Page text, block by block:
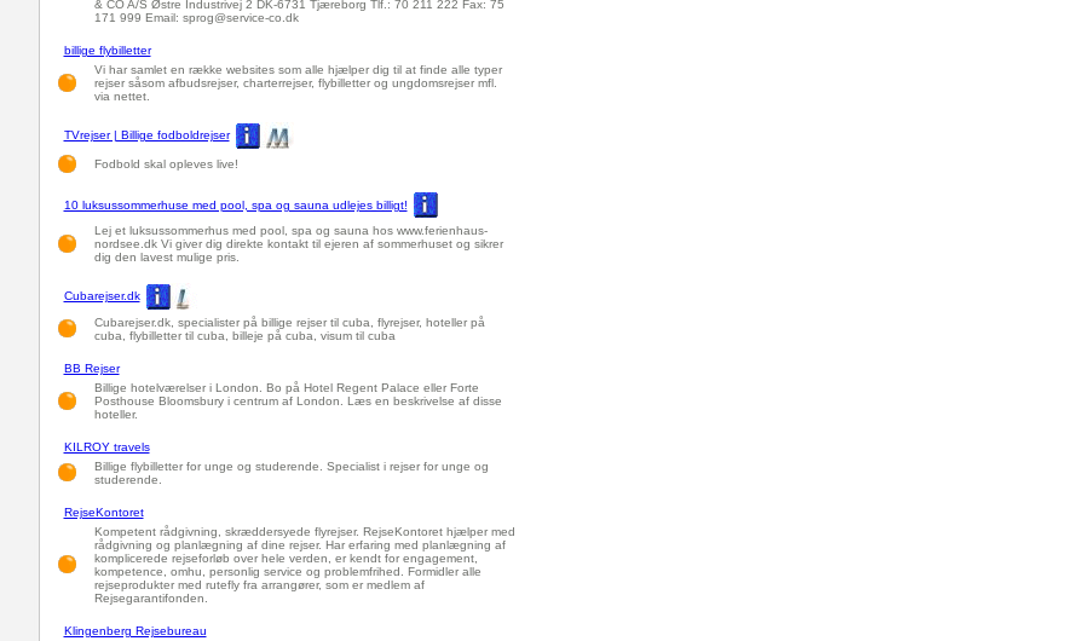
& CO A/S Østre Industrivej 2 DK-6731 Tjæreborg Tlf.: 70 211 222 Fax: 75
171 999 Email: sprog@service-co.dk
billige flybilletter
Vi har samlet en række websites som alle hjælper dig til at finde alle typer
rejser såsom afbudsrejser, charterrejser, flybilletter og ungdomsrejser mfl.
via nettet.
TVrejser | Billige fodboldrejser
Fodbold skal opleves live!
10 luksussommerhuse med pool, spa og sauna udlejes billigt!
Lej et luksussommerhus med pool, spa og sauna hos www.ferienhaus-
nordsee.dk Vi giver dig direkte kontakt til ejeren af sommerhuset og sikrer
dig den lavest mulige pris.
Cubarejser.dk
Cubarejser.dk, specialister på billige rejser til cuba, flyrejser, hoteller på
cuba, flybilletter til cuba, billeje på cuba, visum til cuba
BB Rejser
Billige hotelværelser i London. Bo på Hotel Regent Palace eller Forte
Posthouse Bloomsbury i centrum af London. Læs en beskrivelse af disse
hoteller.
KILROY travels
Billige flybilletter for unge og studerende. Specialist i rejser for unge og
studerende.
RejseKontoret
Kompetent rådgivning, skræddersyede flyrejser. RejseKontoret hjælper med
rådgivning og planlægning af dine rejser. Har erfaring med planlægning af
komplicerede rejseforløb over hele verden, er kendt for engagement,
kompetence, omhu, personlig service og problemfrihed. Formidler alle
rejseprodukter med rutefly fra arrangører, som er medlem af
Rejsegarantifonden.
Klingenberg Rejsebureau